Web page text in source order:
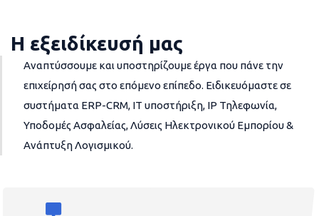
Η εξειδίκευσή μας
Αναπτύσσουμε και υποστηρίζουμε έργα που πάνε την
επιχείρησή σας στο επόμενο επίπεδο. Ειδικευόμαστε σε
συστήματα ERP-CRM, IT υποστήριξη, IP Τηλεφωνία,
Υποδομές Ασφαλείας, Λύσεις Ηλεκτρονικού Εμπορίου &
Ανάπτυξη Λογισμικού.